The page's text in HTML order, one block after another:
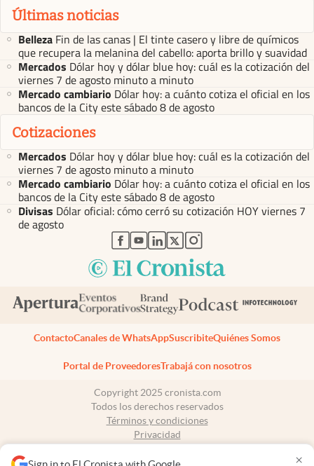
×
Últimas noticias
Belleza Fin de las canas | El tinte casero y libre de químicos
que recupera la melanina del cabello: aporta brillo y suavidad
Mercados Dólar hoy y dólar blue hoy: cuál es la cotización del
viernes 7 de agosto minuto a minuto
Mercado cambiario Dólar hoy: a cuánto cotiza el oficial en los
bancos de la City este sábado 8 de agosto
Cotizaciones
Mercados Dólar hoy y dólar blue hoy: cuál es la cotización del
viernes 7 de agosto minuto a minuto
Mercado cambiario Dólar hoy: a cuánto cotiza el oficial en los
bancos de la City este sábado 8 de agosto
Divisas Dólar oficial: cómo cerró su cotización HOY viernes 7
de agosto
abre en nueva pestaña
abre en nueva pestaña
abre en nueva pestaña
abre en nueva pestaña
abre en nueva pestaña
ContactoCanales de WhatsAppSuscribiteQuiénes Somos
Portal de ProveedoresTrabajá con nosotros
Copyright 2025 cronista.com
Todos los derechos reservados
Términos y condiciones
Privacidad
Tel: +54 11 7078-3270